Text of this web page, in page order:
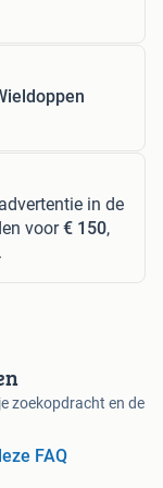
advertentie in de
voor€ 150,
zoekopdracht en de
FAQ